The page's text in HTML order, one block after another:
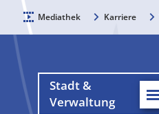
Mediathek Karriere
Stadt &
Verwaltung